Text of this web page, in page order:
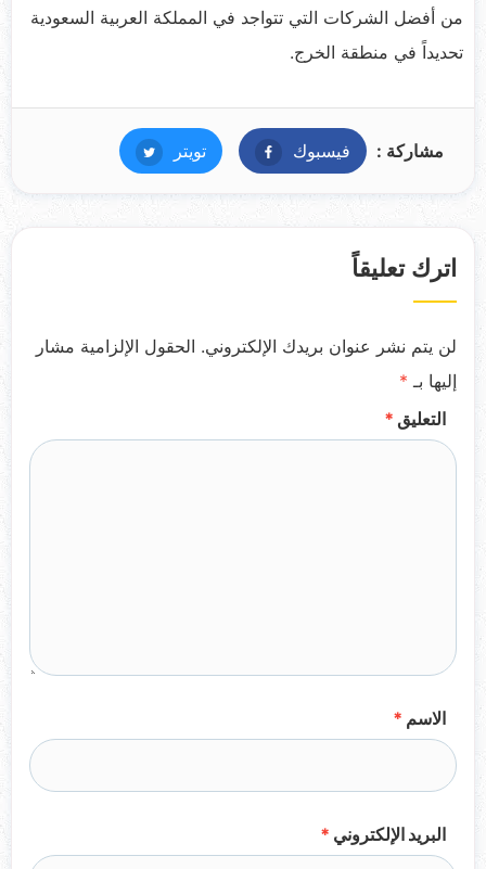
من أفضل الشركات التي تتواجد في المملكة العربية السعودية
تحديداً في منطقة الخرج.
مشاركة : فيسبوك فيسبوكتويتر تويتر
اترك تعليقاً
لن يتم نشر عنوان بريدك الإلكتروني. الحقول الإلزامية مشار
إليها بـ *
التعليق *
الاسم *
البريد الإلكتروني *